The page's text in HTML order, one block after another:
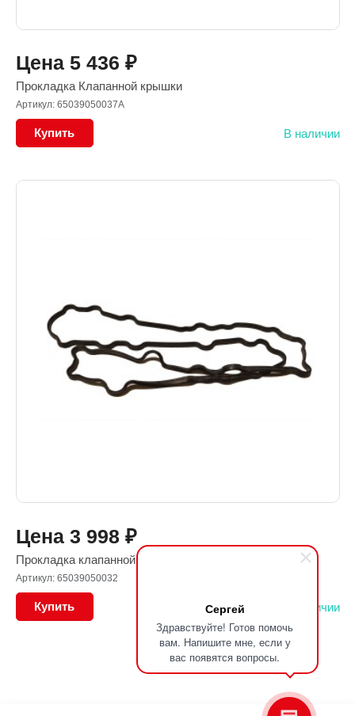
Сергей
Здравствуйте! Готов помочь
вам. Напишите мне, если у
вас появятся вопросы.
Цена 5 436 ₽
Прокладка Клапанной крышки
Артикул: 65039050037A
Купить В наличии
Цена 3 998 ₽
Прокладка клапанной крышки
Артикул: 65039050032
Купить В наличии